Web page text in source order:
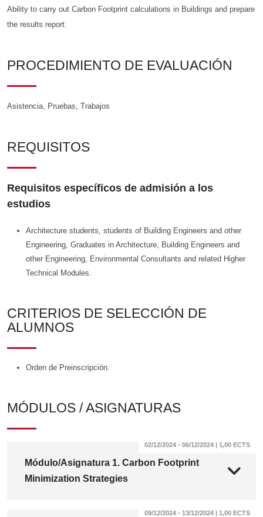
Ability to carry out Carbon Footprint calculations in Buildings and prepare
the results report.
PROCEDIMIENTO DE EVALUACIÓN
Asistencia, Pruebas, Trabajos
REQUISITOS
Requisitos específicos de admisión a los
estudios
Architecture students, students of Building Engineers and other
Engineering, Graduates in Architecture, Building Engineers and
other Engineering, Environmental Consultants and related Higher
Technical Modules.
CRITERIOS DE SELECCIÓN DE
ALUMNOS
Orden de Preinscripción.
MÓDULOS / ASIGNATURAS
Módulo/Asignatura 1. Carbon Footprint
Minimization Strategies
02/12/2024 - 06/12/2024 | 1,00 ECTS
09/12/2024 - 13/12/2024 | 1,00 ECTS